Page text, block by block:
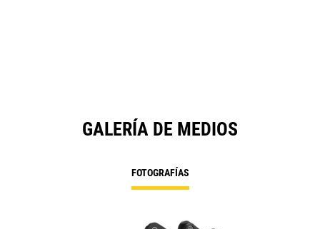
GALERÍA DE MEDIOS
FOTOGRAFÍAS